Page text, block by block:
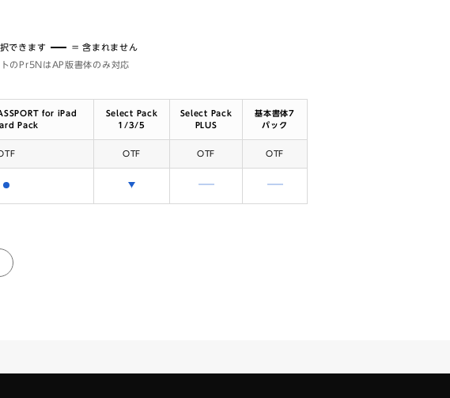
できます
= 含まれません
のPr5NはAP版書体のみ対応
for iPad
Pack
Select Pack
1/3/5
Select Pack
PLUS
基本書体7
パック
OTF OTF OTF
含まれません 含まれません